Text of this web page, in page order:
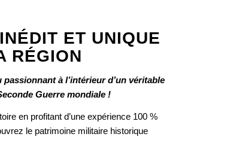
ET UNIQUE
RÉGION
passionnant à l’intérieur d’un véritable
Guerre mondiale !
en profitant d’une expérience 100 %
le patrimoine militaire historique